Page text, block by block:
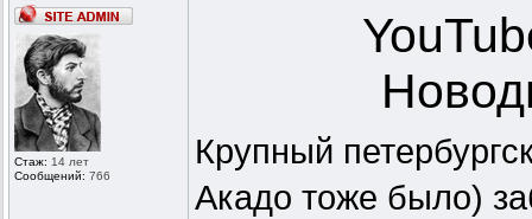
Стаж: 14 лет
Сообщений: 766
Крупный
Акадо тоже было)